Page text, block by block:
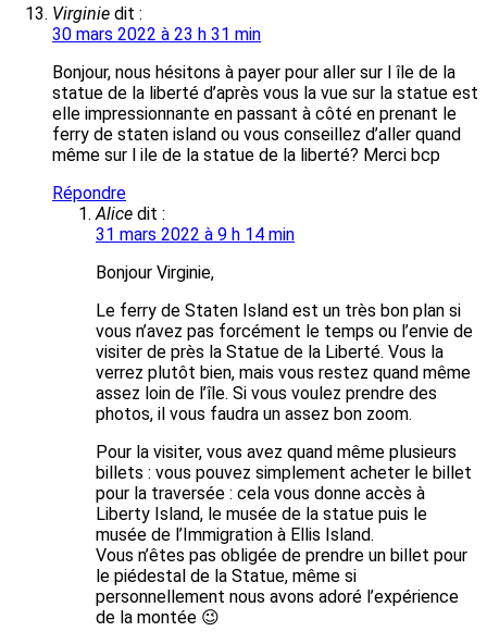
Virginie dit :
30 mars 2022 à 23 h 31 min
Bonjour, nous hésitons à payer pour aller sur l île de la
statue de la liberté d’après vous la vue sur la statue est
elle impressionnante en passant à côté en prenant le
ferry de staten island ou vous conseillez d’aller quand
même sur l ile de la statue de la liberté? Merci bcp
Répondre
Alice dit :
31 mars 2022 à 9 h 14 min
Bonjour Virginie,
Le ferry de Staten Island est un très bon plan si
vous n’avez pas forcément le temps ou l’envie de
visiter de près la Statue de la Liberté. Vous la
verrez plutôt bien, mais vous restez quand même
assez loin de l’île. Si vous voulez prendre des
photos, il vous faudra un assez bon zoom.
Pour la visiter, vous avez quand même plusieurs
billets : vous pouvez simplement acheter le billet
pour la traversée : cela vous donne accès à
Liberty Island, le musée de la statue puis le
musée de l’Immigration à Ellis Island.
Vous n’êtes pas obligée de prendre un billet pour
le piédestal de la Statue, même si
personnellement nous avons adoré l’expérience
de la montée 😉